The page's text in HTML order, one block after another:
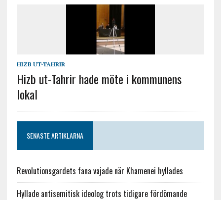
HIZB UT-TAHRIR
Hizb ut-Tahrir hade möte i kommunens
lokal
SENASTE ARTIKLARNA
Revolutionsgardets fana vajade när Khamenei hyllades
Hyllade antisemitisk ideolog trots tidigare fördömande